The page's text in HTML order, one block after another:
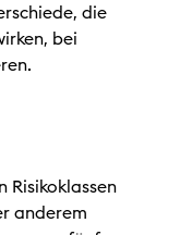
die
bei
Risikoklassen
anderem